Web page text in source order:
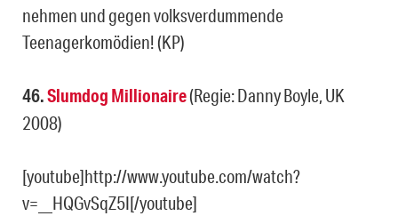
nehmen und gegen volksverdummende
Teenagerkomödien! (KP)
46.Slumdog Millionaire(Regie: Danny Boyle, UK
2008)
[youtube]http://www.youtube.com/watch?
v=__HQGvSqZ5I[/youtube]